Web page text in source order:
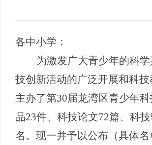
各中小学：
为激发广大青少年的科
技创新活动的广泛开展和科
主办了第30届龙湾区青少年
品23件、科技论文72篇、 科
名。现一并予以公布（具体名